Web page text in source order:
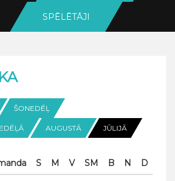
SPĒLĒTĀJI
ŠONEDĒĻ
AUGUSTĀ JŪLIJĀ
S M V SM B N D